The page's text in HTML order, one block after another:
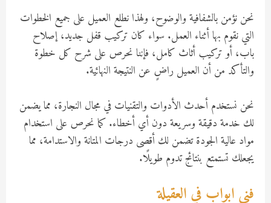
نحن نؤمن بالشفافية والوضوح، ولهذا نطلع العميل على جميع الخطوات
التي نقوم بها أثناء العمل. سواء كان تركيب قفل جديد، إصلاح
باب، أو تركيب أثاث كامل، فإننا نحرص على شرح كل خطوة
والتأكد من أن العميل راضٍ عن النتيجة النهائية.
نحن نستخدم أحدث الأدوات والتقنيات في مجال النجارة، مما يضمن
لك خدمة دقيقة وسريعة دون أي أخطاء. كما نحرص على استخدام
مواد عالية الجودة تضمن لك أقصى درجات المتانة والاستدامة، مما
يجعلك تستمتع بنتائج تدوم طويلًا.
فني ابواب في العقيلة